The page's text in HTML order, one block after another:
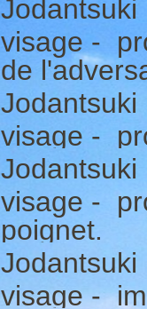
visage -
de
visage -
visage -
poignet.
visage -